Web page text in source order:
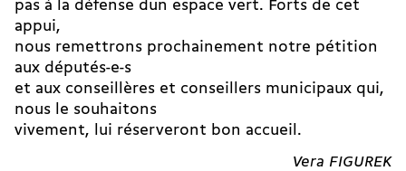
pas à la défense dun espace vert. Forts de cet
appui,
nous remettrons prochainement notre pétition
aux députés-e-s
et aux conseillères et conseillers municipaux qui,
nous le souhaitons
vivement, lui réserveront bon accueil.
Vera FIGUREK